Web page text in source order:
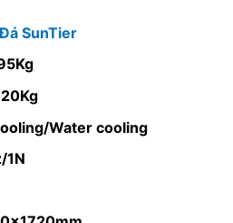
SunTier
Water cooling
1N